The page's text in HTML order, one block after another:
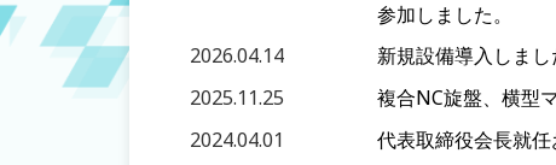
参加しました。
2026.04.14
新規設備導入しまし
2025.11.25
複合NC旋盤、横型
2024.04.01
代表取締役会長就